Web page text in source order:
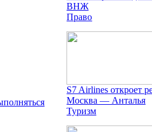
ВНЖ
Право
S7 Airlines откроет
Москва — Анталья
Туризм